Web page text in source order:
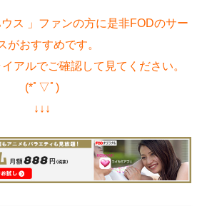
ス 」ファンの方に是非FODのサー
がおすすめです。
アルでご確認して見てください。
(*ﾟ▽ﾟ)
↓↓↓